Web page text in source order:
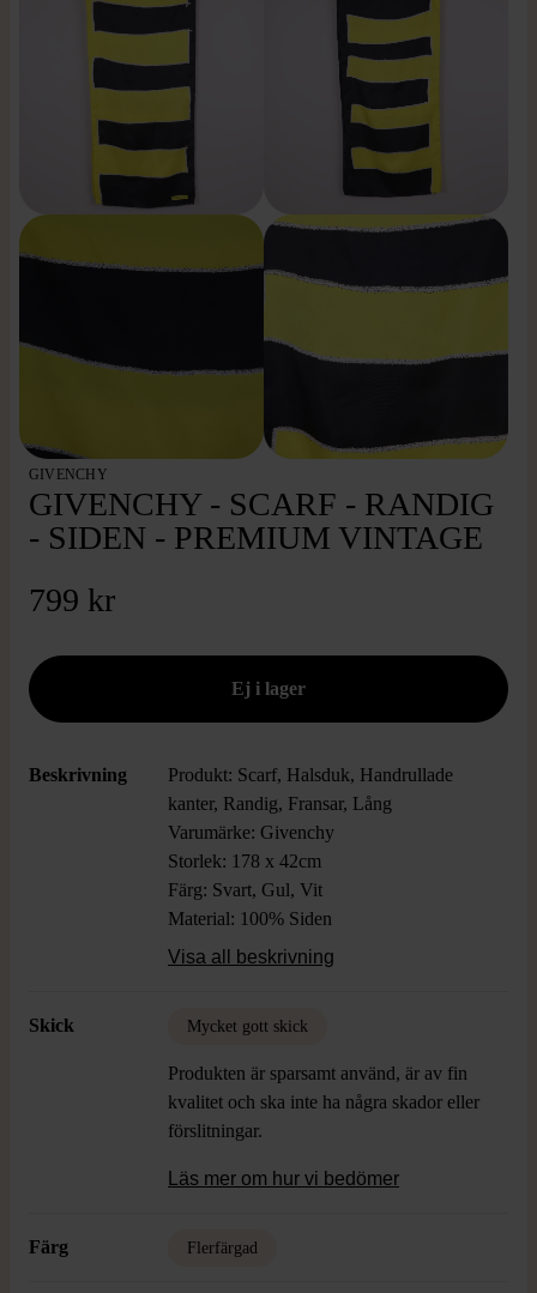
GIVENCHY
GIVENCHY - SCARF - RANDIG
- SIDEN - PREMIUM VINTAGE
799 kr
Beskrivning
Produkt: Scarf, Halsduk, Handrullade
kanter, Randig, Fransar, Lång
Varumärke: Givenchy
Storlek: 178 x 42cm
Färg: Svart, Gul, Vit
Material: 100% Siden
Skick: Mycket Gott Skick
Visa all beskrivning
Skick Mycket gott skick
Produkten är sparsamt använd, är av fin
kvalitet och ska inte ha några skador eller
förslitningar.
Läs mer om hur vi bedömer
Färg Flerfärgad